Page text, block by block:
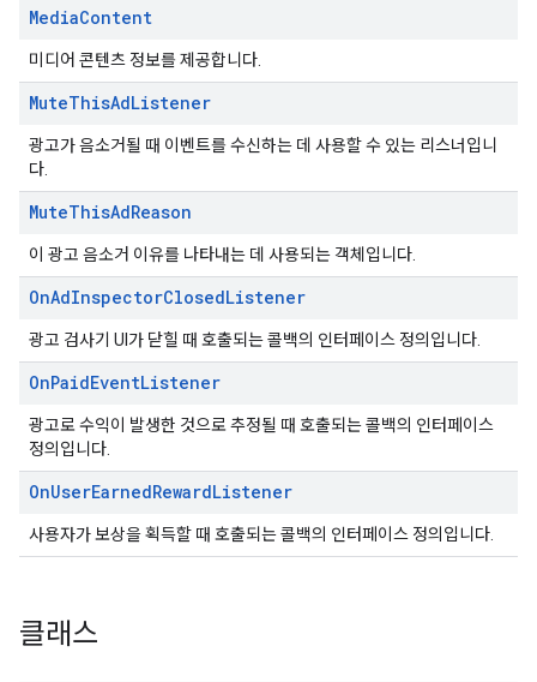
MediaContent
미디어 콘텐츠 정보를 제공합니다.
MuteThisAdListener
광고가 음소거될 때 이벤트를 수신하는 데 사용할 수 있는 리스너입니
다.
MuteThisAdReason
이 광고 음소거 이유를 나타내는 데 사용되는 객체입니다.
OnAdInspectorClosedListener
광고 검사기 UI가 닫힐 때 호출되는 콜백의 인터페이스 정의입니다.
OnPaidEventListener
광고로 수익이 발생한 것으로 추정될 때 호출되는 콜백의 인터페이스
정의입니다.
OnUserEarnedRewardListener
사용자가 보상을 획득할 때 호출되는 콜백의 인터페이스 정의입니다.
클래스